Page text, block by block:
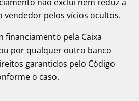
vendedor pelos vícios ocultos.
financiamento pela Caixa
por qualquer outro banco
garantidos pelo Código
o caso.